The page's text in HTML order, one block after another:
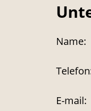
Name:
E-mail: